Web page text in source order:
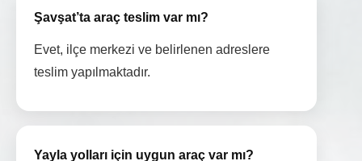
Şavşat’ta araç teslim var mı?
Evet, ilçe merkezi ve belirlenen adreslere
teslim yapılmaktadır.
Yayla yolları için uygun araç var mı?